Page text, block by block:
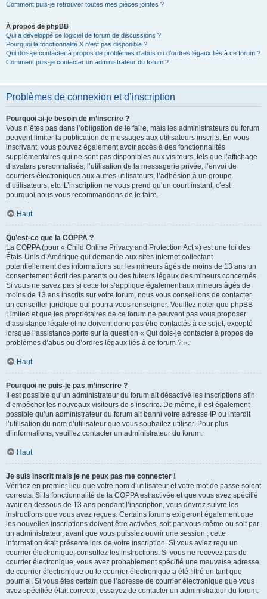
Comment puis-je retrouver toutes mes pièces jointes ?
À propos de phpBB
Qui a développé ce logiciel de forum de discussions ?
Pourquoi la fonctionnalité X n’est pas disponible ?
Qui dois-je contacter à propos de problèmes d’abus ou d’ordres légaux liés à ce forum ?
Comment puis-je contacter un administrateur du forum ?
Problèmes de connexion et d’inscription
Pourquoi ai-je besoin de m’inscrire ?
Vous n’êtes pas dans l’obligation de le faire, mais les administrateurs du forum
peuvent limiter la publication de messages aux utilisateurs inscrits. En vous
inscrivant, vous pouvez également avoir accès à des fonctionnalités
supplémentaires qui ne sont pas disponibles aux visiteurs, tels que l’affichage
d’avatars personnalisés, l’utilisation de la messagerie privée, l’envoi de
courriers électroniques aux autres utilisateurs, l’adhésion à un groupe
d’utilisateurs, etc. L’inscription ne vous prend qu’un court instant, c’est
pourquoi nous vous recommandons de le faire.
Haut
Qu’est-ce que la COPPA ?
La COPPA (pour « Child Online Privacy and Protection Act ») est une loi des
États-Unis d’Amérique qui demande aux sites internet collectant
potentiellement des informations sur les mineurs âgés de moins de 13 ans un
consentement écrit des parents ou des tuteurs légaux des mineurs concernés.
Si vous ne savez pas si cette loi s’applique également aux mineurs âgés de
moins de 13 ans inscrits sur votre forum, nous vous conseillons de contacter
un conseiller juridique qui pourra vous renseigner. Veuillez noter que phpBB
Limited et que les propriétaires de ce forum ne peuvent pas vous proposer
d’assistance légale et ne doivent donc pas être contactés à ce sujet, excepté
lorsque l’assistance porte sur la question « Qui dois-je contacter à propos de
problèmes d’abus ou d’ordres légaux liés à ce forum ? ».
Haut
Pourquoi ne puis-je pas m’inscrire ?
Il est possible qu’un administrateur du forum ait désactivé les inscriptions afin
d’empêcher les nouveaux visiteurs de s’inscrire. De même, il est également
possible qu’un administrateur du forum ait banni votre adresse IP ou interdit
l’utilisation du nom d’utilisateur que vous souhaitez utiliser. Pour plus
d’informations, veuillez contacter un administrateur du forum.
Haut
Je suis inscrit mais je ne peux pas me connecter !
Vérifiez en premier lieu que votre nom d’utilisateur et votre mot de passe soient
corrects. Si la fonctionnalité de la COPPA est activée et que vous avez spécifié
avoir en dessous de 13 ans pendant l’inscription, vous devrez suivre les
instructions que vous avez reçues. Certains forums exigeront également que
les nouvelles inscriptions doivent être activées, soit par vous-même ou soit par
un administrateur, avant que vous puissiez ouvrir une session ; cette
information était présente lors de votre inscription. Si vous aviez reçu un
courrier électronique, consultez les instructions. Si vous ne recevez pas de
courrier électronique, vous avez probablement spécifié une mauvaise adresse
de courrier électronique ou le courrier électronique a été filtré en tant que
pourriel. Si vous êtes certain que l’adresse de courrier électronique que vous
avez spécifiée était correcte, essayez de contacter un administrateur du forum.